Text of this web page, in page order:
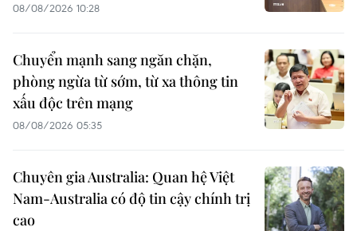
08/08/2026 10:28
Chuyển mạnh sang ngăn chặn,
phòng ngừa từ sớm, từ xa thông tin
xấu độc trên mạng
08/08/2026 05:35
Chuyên gia Australia: Quan hệ Việt
Nam-Australia có độ tin cậy chính trị
cao